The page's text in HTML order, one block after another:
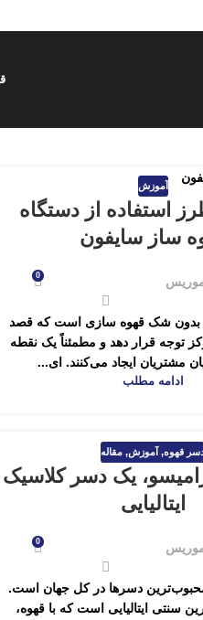
آموزش
استفاده از دستگاه
ساز سایفون
0
بدون شک قهوه سازی است که قصد
توجه قرار دهد و مطمئناً یک نقطه
مشتریان ایجاد می‌کنند. ای...
ادامه مطلب
قهوه, آموزش, مقاله
یک دسر کلاسیک
ایتالیایی
0
دسرها در کل جهان است.
سنتی ایتالیایی است که با قهوه،